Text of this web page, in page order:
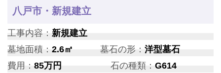
八戸市・新規建立
工事内容： 新規建立
墓地面積： 2.6㎡ 墓石の形：洋型墓石
費用： 85万円 石の種類： G614